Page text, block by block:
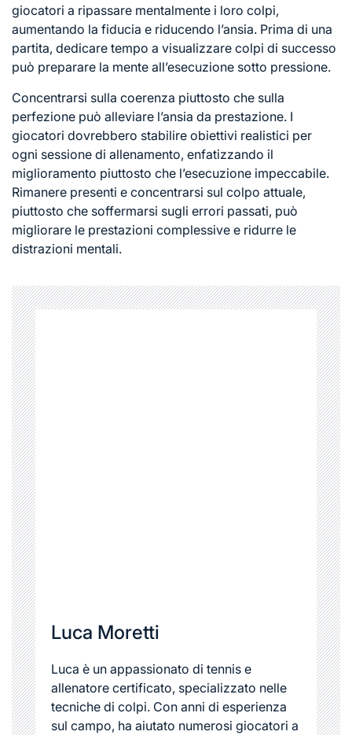
giocatori a ripassare mentalmente i loro colpi,
aumentando la fiducia e riducendo l’ansia. Prima di una
partita, dedicare tempo a visualizzare colpi di successo
può preparare la mente all’esecuzione sotto pressione.
Concentrarsi sulla coerenza piuttosto che sulla
perfezione può alleviare l’ansia da prestazione. I
giocatori dovrebbero stabilire obiettivi realistici per
ogni sessione di allenamento, enfatizzando il
miglioramento piuttosto che l’esecuzione impeccabile.
Rimanere presenti e concentrarsi sul colpo attuale,
piuttosto che soffermarsi sugli errori passati, può
migliorare le prestazioni complessive e ridurre le
distrazioni mentali.
Luca Moretti
Luca è un appassionato di tennis e
allenatore certificato, specializzato nelle
tecniche di colpi. Con anni di esperienza
sul campo, ha aiutato numerosi giocatori a